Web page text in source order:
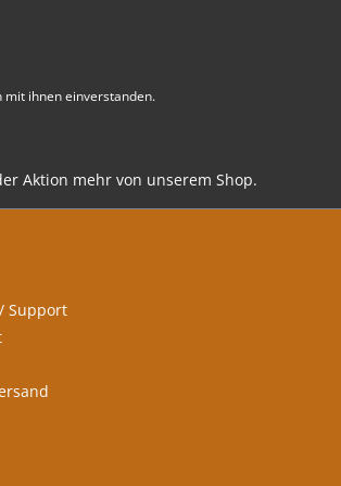
mit ihnen einverstanden.
Aktion mehr von unserem Shop.
Support